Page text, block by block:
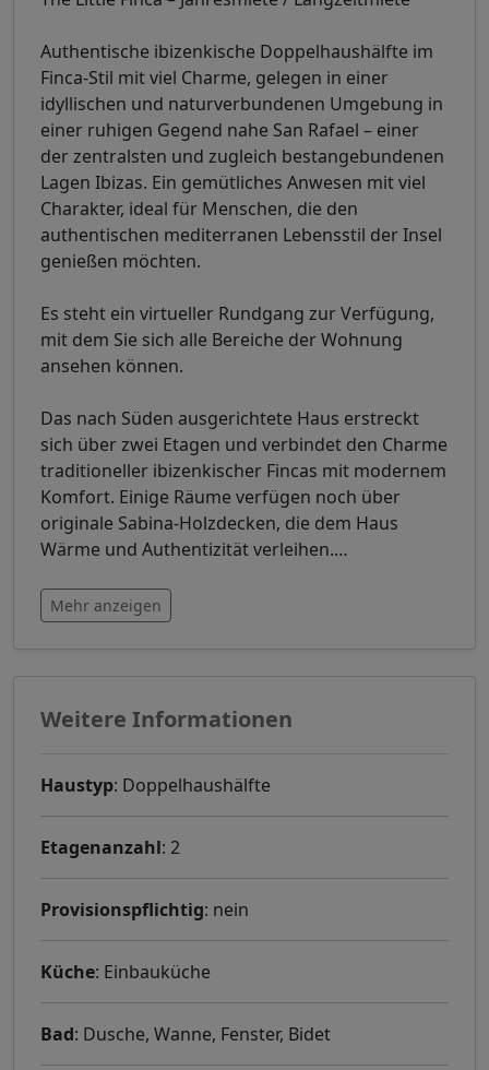
Authentische ibizenkische Doppelhaushälfte im
Finca-Stil mit viel Charme, gelegen in einer
idyllischen und naturverbundenen Umgebung in
einer ruhigen Gegend nahe San Rafael – einer
der zentralsten und zugleich bestangebundenen
Lagen Ibizas. Ein gemütliches Anwesen mit viel
Charakter, ideal für Menschen, die den
authentischen mediterranen Lebensstil der Insel
genießen möchten.
Es steht ein virtueller Rundgang zur Verfügung,
mit dem Sie sich alle Bereiche der Wohnung
ansehen können.
Das nach Süden ausgerichtete Haus erstreckt
sich über zwei Etagen und verbindet den Charme
traditioneller ibizenkischer Fincas mit modernem
Komfort. Einige Räume verfügen noch über
originale Sabina-Holzdecken, die dem Haus
Wärme und Authentizität verleihen.…
Mehr anzeigen
Weitere Informationen
Haustyp: Doppelhaushälfte
Etagenanzahl: 2
Provisionspflichtig: nein
Küche: Einbauküche
Bad: Dusche, Wanne, Fenster, Bidet